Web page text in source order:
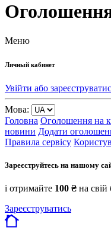
Оголошення
Меню
Личный кабинет
Увійти або
Мова:
Головна Оголошення на
новини Додати
Правила сервісу
Зареєструйтесь на нашому
і отримайте 100 ₴ на
Зареєструватись